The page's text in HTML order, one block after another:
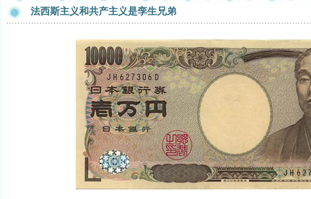
法西斯主义和共产主义是孪生兄弟